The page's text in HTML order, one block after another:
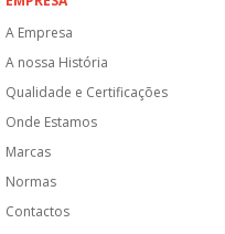
A Empresa
A nossa História
Qualidade e Certificações
Onde Estamos
Marcas
Normas
Contactos